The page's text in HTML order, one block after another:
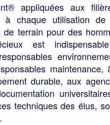
appliquées aux
chaque utilisation de
terrain pour des
est
maintenance,
durable, aux
techniques des élus,